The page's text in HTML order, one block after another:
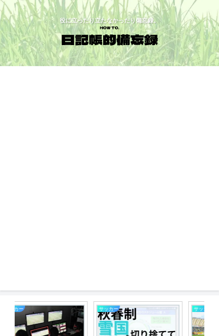
役に立ったり立たなかったり備忘録。
サッカー 水曜どうでしょう